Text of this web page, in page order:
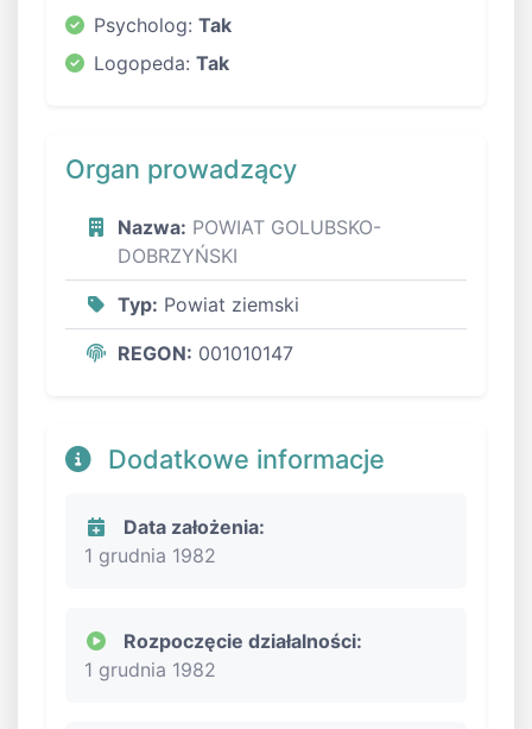
Psycholog: Tak
Logopeda: Tak
Organ prowadzący
Nazwa: POWIAT GOLUBSKO-
DOBRZYŃSKI
Typ: Powiat ziemski
REGON: 001010147
Dodatkowe informacje
Data założenia:
1 grudnia 1982
Rozpoczęcie działalności:
1 grudnia 1982